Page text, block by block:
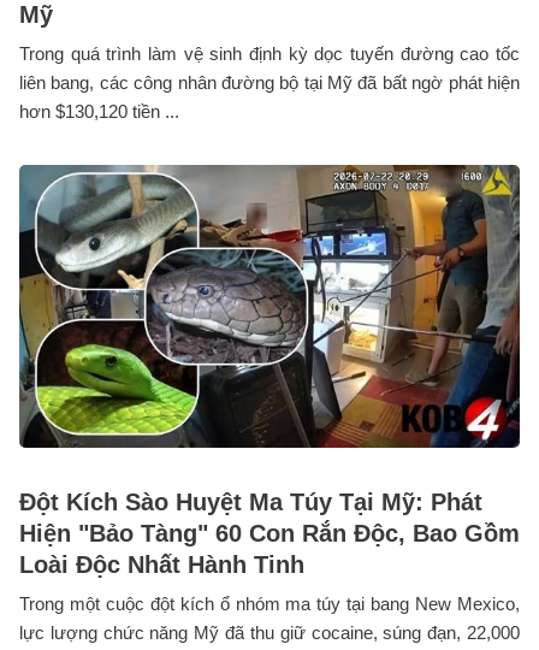
Mỹ
Trong quá trình làm vệ sinh định kỳ dọc tuyến đường cao tốc
liên bang, các công nhân đường bộ tại Mỹ đã bất ngờ phát hiện
hơn $130,120 tiền ...
Đột Kích Sào Huyệt Ma Túy Tại Mỹ: Phát
Hiện "Bảo Tàng" 60 Con Rắn Độc, Bao Gồm
Loài Độc Nhất Hành Tinh
Trong một cuộc đột kích ổ nhóm ma túy tại bang New Mexico,
lực lượng chức năng Mỹ đã thu giữ cocaine, súng đạn, 22,000